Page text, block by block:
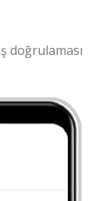
doğrulaması